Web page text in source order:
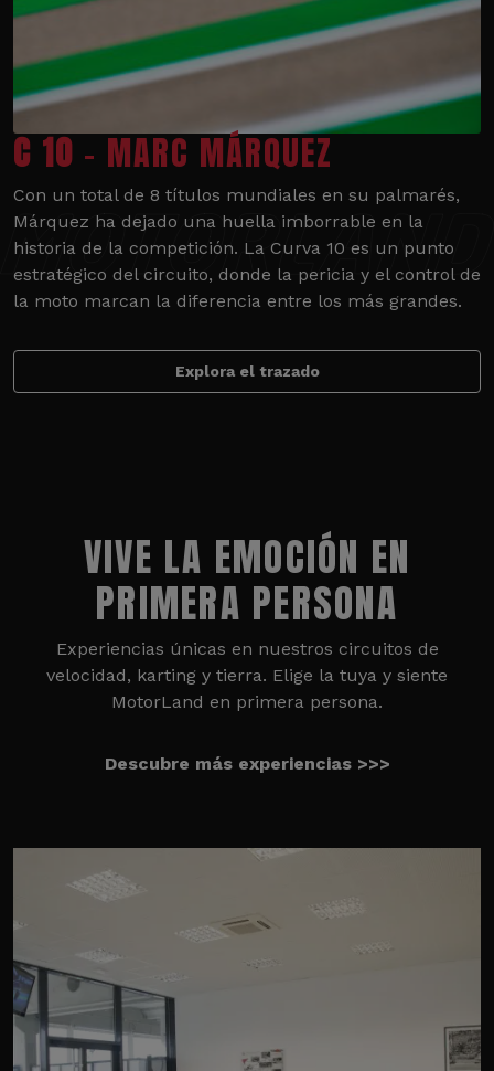
C 10 - MARC MÁRQUEZ
Con un total de 8 títulos mundiales en su palmarés,
Márquez ha dejado una huella imborrable en la
historia de la competición. La Curva 10 es un punto
estratégico del circuito, donde la pericia y el control de
la moto marcan la diferencia entre los más grandes.
Explora el trazado
VIVE LA EMOCIÓN EN
PRIMERA PERSONA
Experiencias únicas en nuestros circuitos de
velocidad, karting y tierra. Elige la tuya y siente
MotorLand en primera persona.
Descubre más experiencias >>>